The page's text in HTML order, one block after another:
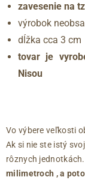
zavesenie na
výrobok
dĺžka cca 3 cm
tovar je
Nisou
Vo výbere veľkosti
Ak si nie ste istý
rôznych
milimetroch , a